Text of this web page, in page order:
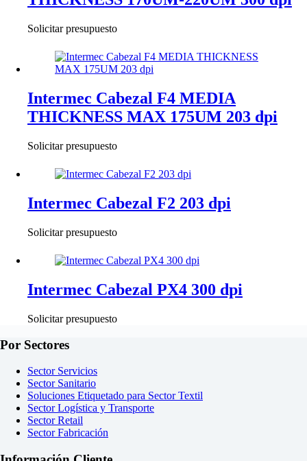
Solicitar presupuesto
Intermec Cabezal F4 MEDIA
THICKNESS MAX 175UM 203 dpi
Solicitar presupuesto
Intermec Cabezal F2 203 dpi
Solicitar presupuesto
Intermec Cabezal PX4 300 dpi
Solicitar presupuesto
Por Sectores
Sector Servicios
Sector Sanitario
Soluciones Etiquetado para Sector Textil
Sector Logística y Transporte
Sector Retail
Sector Fabricación